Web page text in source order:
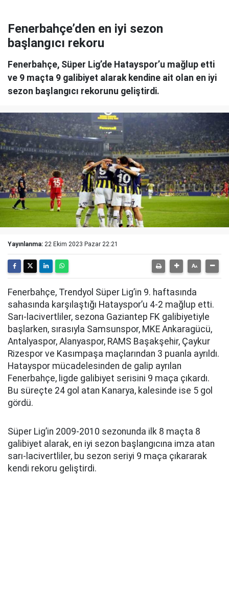
Fenerbahçe’den en iyi sezon
başlangıcı rekoru
Fenerbahçe, Süper Lig’de Hatayspor’u mağlup etti
ve 9 maçta 9 galibiyet alarak kendine ait olan en iyi
sezon başlangıcı rekorunu geliştirdi.
Yayınlanma: 22 Ekim 2023 Pazar 22:21
Fenerbahçe, Trendyol Süper Lig’in 9. haftasında
sahasında karşılaştığı Hatayspor’u 4-2 mağlup etti.
Sarı-lacivertliler, sezona Gaziantep FK galibiyetiyle
başlarken, sırasıyla Samsunspor, MKE Ankaragücü,
Antalyaspor, Alanyaspor, RAMS Başakşehir, Çaykur
Rizespor ve Kasımpaşa maçlarından 3 puanla ayrıldı.
Hatayspor mücadelesinden de galip ayrılan
Fenerbahçe, ligde galibiyet serisini 9 maça çıkardı.
Bu süreçte 24 gol atan Kanarya, kalesinde ise 5 gol
gördü.
Süper Lig’in 2009-2010 sezonunda ilk 8 maçta 8
galibiyet alarak, en iyi sezon başlangıcına imza atan
sarı-lacivertliler, bu sezon seriyi 9 maça çıkararak
kendi rekoru geliştirdi.